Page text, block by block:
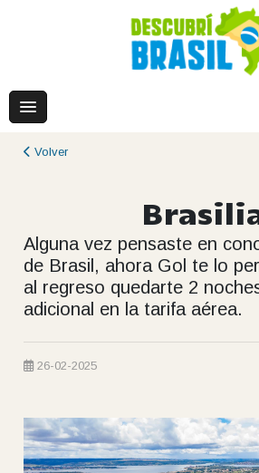
Volver
Alguna vez pensaste en
de Brasil, ahora Gol te lo
al regreso quedarte 2
adicional en la tarifa aérea.
26-02-2025